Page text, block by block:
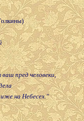
пред человеки,
на Небесех."